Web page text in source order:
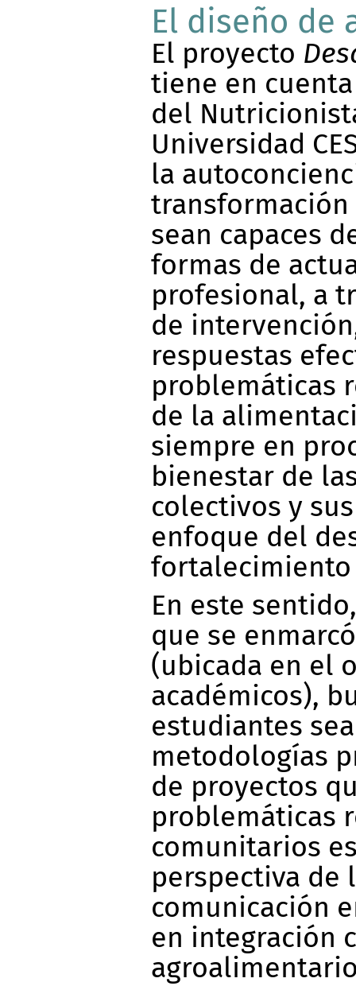
El diseño de
El proyecto
tiene en
del
Universidad
la
transformación
sean capaces
formas de
profesional, a
de
respuestas
problemáticas
de la
siempre en
bienestar de
colectivos y
enfoque del
fortalecimiento
En este
que se
(ubicada en el
académicos),
estudiantes
metodologías
de proyectos
problemáticas
comunitarios
perspectiva de
comunicación
en integración